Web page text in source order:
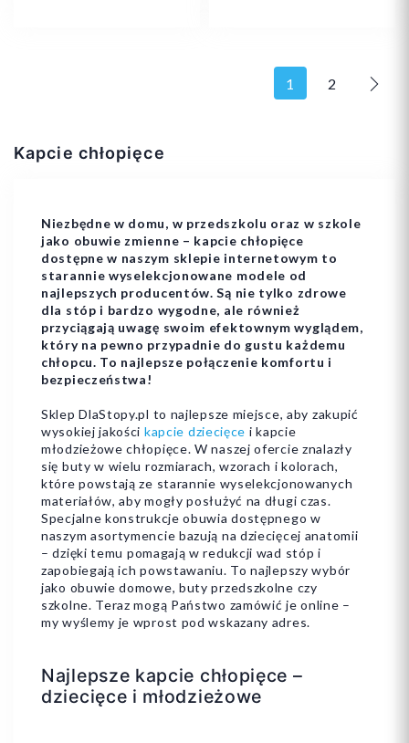
Kapcie chłopięce
Niezbędne w domu, w przedszkolu oraz w szkole
jako obuwie zmienne – kapcie chłopięce
dostępne w naszym sklepie internetowym to
starannie wyselekcjonowane modele od
najlepszych producentów. Są nie tylko zdrowe
dla stóp i bardzo wygodne, ale również
przyciągają uwagę swoim efektownym wyglądem,
który na pewno przypadnie do gustu każdemu
chłopcu. To najlepsze połączenie komfortu i
bezpieczeństwa!
Sklep DlaStopy.pl to najlepsze miejsce, aby zakupić
wysokiej jakości kapcie dziecięce i kapcie
młodzieżowe chłopięce. W naszej ofercie znalazły
się buty w wielu rozmiarach, wzorach i kolorach,
które powstają ze starannie wyselekcjonowanych
materiałów, aby mogły posłużyć na długi czas.
Specjalne konstrukcje obuwia dostępnego w
naszym asortymencie bazują na dziecięcej anatomii
– dzięki temu pomagają w redukcji wad stóp i
zapobiegają ich powstawaniu. To najlepszy wybór
jako obuwie domowe, buty przedszkolne czy
szkolne. Teraz mogą Państwo zamówić je online –
my wyślemy je wprost pod wskazany adres.
Najlepsze kapcie chłopięce –
dziecięce i młodzieżowe
25 26 32
Dodaj do koszyka Dodaj do koszyka
1 2